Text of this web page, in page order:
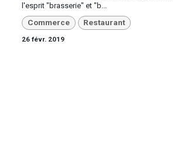
l'esprit "brasserie" et "b...
Commerce Restaurant
26 févr. 2019